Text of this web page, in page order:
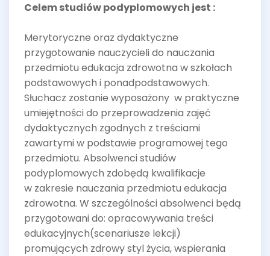
Celem studiów podyplomowych jest :
Merytoryczne oraz dydaktyczne
przygotowanie nauczycieli do nauczania
przedmiotu edukacja zdrowotna w szkołach
podstawowych i ponadpodstawowych.
Słuchacz zostanie wyposażony w praktyczne
umiejętności do przeprowadzenia zajęć
dydaktycznych zgodnych z treściami
zawartymi w podstawie programowej tego
przedmiotu. Absolwenci studiów
podyplomowych zdobędą kwalifikacje
w zakresie nauczania przedmiotu edukacja
zdrowotna. W szczególności absolwenci będą
przygotowani do: opracowywania treści
edukacyjnych(scenariusze lekcji)
promujących zdrowy styl życia, wspierania